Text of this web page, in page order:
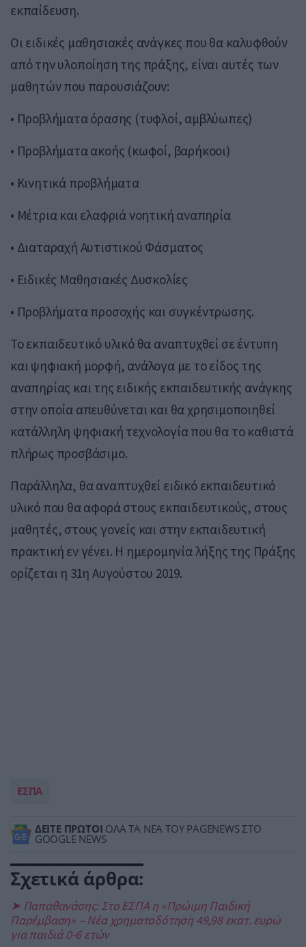
εκπαίδευση.
Οι ειδικές μαθησιακές ανάγκες που θα καλυφθούν
από την υλοποίηση της πράξης, είναι αυτές των
μαθητών που παρουσιάζουν:
• Προβλήματα όρασης (τυφλοί, αμβλύωπες)
• Προβλήματα ακοής (κωφοί, βαρήκοοι)
• Κινητικά προβλήματα
• Μέτρια και ελαφριά νοητική αναπηρία
• Διαταραχή Αυτιστικού Φάσματος
• Ειδικές Μαθησιακές Δυσκολίες
• Προβλήματα προσοχής και συγκέντρωσης.
Το εκπαιδευτικό υλικό θα αναπτυχθεί σε έντυπη
και ψηφιακή μορφή, ανάλογα με το είδος της
αναπηρίας και της ειδικής εκπαιδευτικής ανάγκης
στην οποία απευθύνεται και θα χρησιμοποιηθεί
κατάλληλη ψηφιακή τεχνολογία που θα το καθιστά
πλήρως προσβάσιμο.
Παράλληλα, θα αναπτυχθεί ειδικό εκπαιδευτικό
υλικό που θα αφορά στους εκπαιδευτικούς, στους
μαθητές, στους γονείς και στην εκπαιδευτική
πρακτική εν γένει. Η ημερομηνία λήξης της Πράξης
ορίζεται η 31η Αυγούστου 2019.
ΕΣΠΑ
ΔΕΙΤΕ ΠΡΩΤΟΙ ΟΛΑ ΤΑ ΝΕΑ ΤΟΥ PAGENEWS ΣΤΟ
GOOGLE NEWS
Σχετικά άρθρα:
➤ Παπαθανάσης: Στο ΕΣΠΑ η «Πρώιμη Παιδική
Παρέμβαση» – Νέα χρηματοδότηση 49,98 εκατ. ευρώ
για παιδιά 0-6 ετών